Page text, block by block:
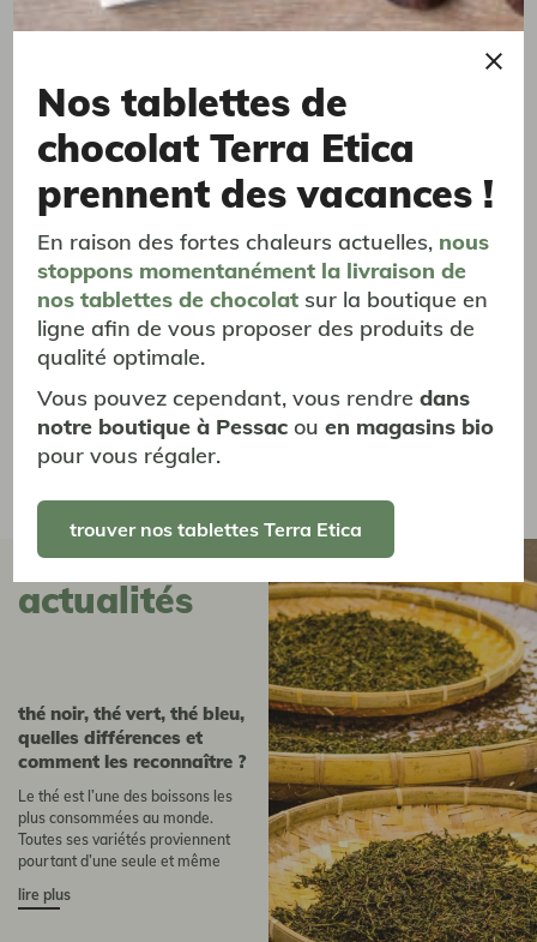
bientôt
Thé vert gingembre citron vert
Thé de Ceylan, Sri Lanka
écorces de citron & gingembre - 20 sachets - 36g
3,13 €
actualités
Thé noir, thé vert, thé bleu,
quelles différences et
comment les reconnaître ?
Le thé est l’une des boissons les
plus consommées au monde.
Toutes ses variétés proviennent
pourtant d’une seule et même
scientifiquement sous le nom
lire plus
Nos tablettes de
chocolat Terra Etica
prennent des vacances !
En raison des fortes chaleurs actuelles, nous
stoppons momentanément la livraison de
nos tablettes de chocolat sur la boutique en
ligne afin de vous proposer des produits de
qualité optimale.
Vous pouvez cependant, vous rendredans
notre boutique à Pessac ouen magasins bio
pour vous régaler.
trouver nos tablettes Terra Etica